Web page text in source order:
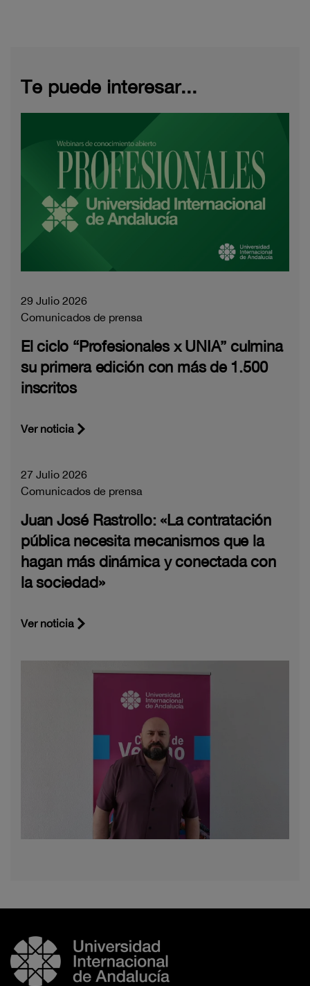
Te puede interesar...
29 Julio 2026
Comunicados de prensa
El ciclo “Profesionales x UNIA” culmina
su primera edición con más de 1.500
inscritos
Ver noticia
27 Julio 2026
Comunicados de prensa
Juan José Rastrollo: «La contratación
pública necesita mecanismos que la
hagan más dinámica y conectada con
la sociedad»
Ver noticia